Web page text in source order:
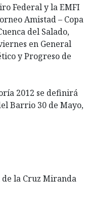
Federal y la EMFI
Amistad – Copa
del Salado,
en General
y Progreso de
2012 se definirá
Barrio 30 de Mayo,
de la Cruz Miranda